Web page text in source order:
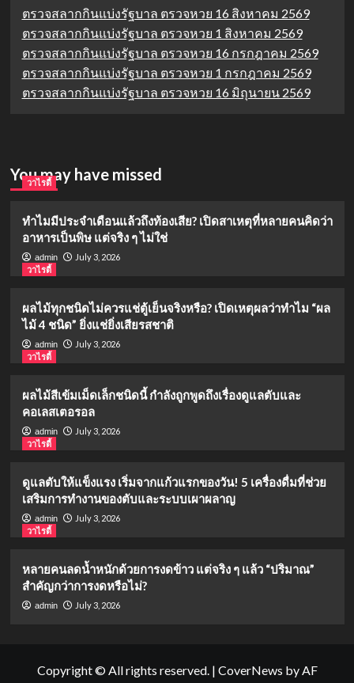
ตรวจสลากกินแบ่งรัฐบาล ตรวจหวย 16 สิงหาคม 2569
ตรวจสลากกินแบ่งรัฐบาล ตรวจหวย 1 สิงหาคม 2569
ตรวจสลากกินแบ่งรัฐบาล ตรวจหวย 16 กรกฎาคม 2569
ตรวจสลากกินแบ่งรัฐบาล ตรวจหวย 1 กรกฎาคม 2569
ตรวจสลากกินแบ่งรัฐบาล ตรวจหวย 16 มิถุนายน 2569
You may have missed
วาไรตี้
ทำไมมีประจำเดือนแล้วถึงท้องเสีย? เปิดสาเหตุที่หลายคนคิดว่า
อาหารเป็นพิษ แต่จริง ๆ ไม่ใช่
admin
July 3, 2026
วาไรตี้
ผลไม้ทุกชนิดไม่ควรแช่ตู้เย็นจริงหรือ? เปิดเหตุผลว่าทำไม “ผล
ไม้ 4 ชนิด” ยิ่งแช่ยิ่งเสียรสชาติ
admin
July 3, 2026
วาไรตี้
ผลไม้สีเข้มเม็ดเล็กชนิดนี้ กำลังถูกพูดถึงเรื่องดูแลตับและ
คอเลสเตอรอล
admin
July 3, 2026
วาไรตี้
ดูแลตับให้แข็งแรง เริ่มจากแก้วแรกของวัน! 5 เครื่องดื่มที่ช่วย
เสริมการทำงานของตับและระบบเผาผลาญ
admin
July 3, 2026
วาไรตี้
หลายคนลดน้ำหนักด้วยการงดข้าว แต่จริง ๆ แล้ว “ปริมาณ”
สำคัญกว่าการงดหรือไม่?
admin July 3, 2026
Copyright © All rights reserved. | CoverNews by AF